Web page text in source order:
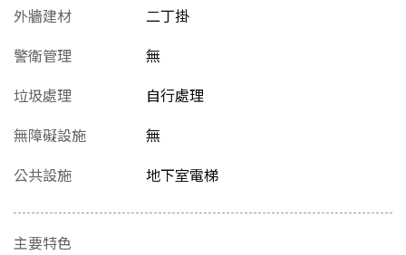
外牆建材
二丁掛
警衛管理
無
垃圾處理
自行處理
無障礙設施
無
公共設施
地下室電梯
主要特色